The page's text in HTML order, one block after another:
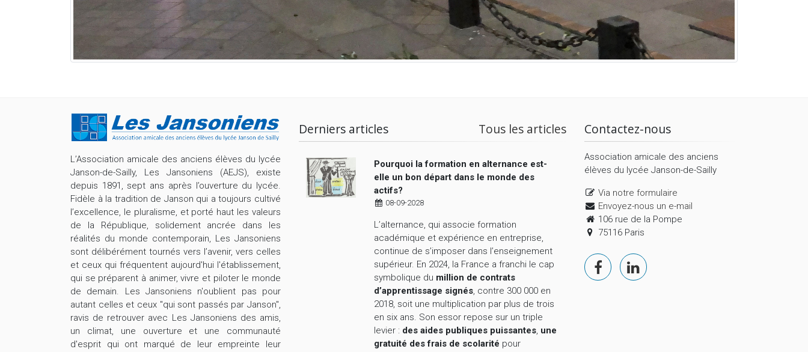
L’Association amicale des anciens élèves du lycée
Janson-de-Sailly, Les Jansoniens (AEJS), existe
depuis 1891, sept ans après l’ouverture du lycée.
Fidèle à la tradition de Janson qui a toujours cultivé
l’excellence, le pluralisme, et porté haut les valeurs
de la République, solidement ancrée dans les
réalités du monde contemporain, Les Jansoniens
sont délibérément tournés vers l’avenir, vers celles
et ceux qui fréquentent aujourd'hui l'établissement,
qui se préparent à animer, vivre et piloter le monde
de demain. Les Jansoniens n'oublient pas pour
autant celles et ceux "qui sont passés par Janson",
ravis de retrouver avec Les Jansoniens des amis,
un climat, une ouverture et une communauté
d'esprit qui ont marqué de leur empreinte leur
Derniers articles Tous les articles
Pourquoi la formation en alternance est-
elle un bon départ dans le monde des
actifs?
08-09-2028
L’alternance, qui associe formation
académique et expérience en entreprise,
continue de s’imposer dans l’enseignement
supérieur. En 2024, la France a franchi le cap
symbolique du million de contrats
d’apprentissage signés, contre 300 000 en
2018, soit une multiplication par plus de trois
en six ans. Son essor repose sur un triple
levier : des aides publiques puissantes, une
gratuité des frais de scolarité pour
Contactez-nous
Association amicale des anciens
élèves du lycée Janson-de-Sailly
Via notre formulaire
Envoyez-nous un e-mail
106 rue de la Pompe
75116 Paris